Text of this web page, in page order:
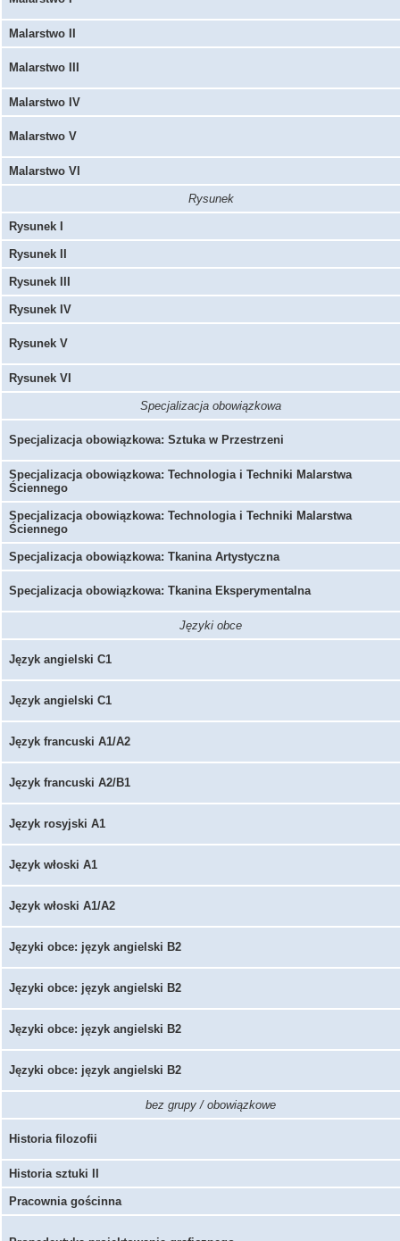
Malarstwo II
Malarstwo III
Malarstwo IV
Malarstwo V
Malarstwo VI
Rysunek
Rysunek I
Rysunek II
Rysunek III
Rysunek IV
Rysunek V
Rysunek VI
Specjalizacja obowiązkowa
Specjalizacja obowiązkowa: Sztuka w Przestrzeni
Specjalizacja obowiązkowa: Technologia i Techniki Malarstwa
Ściennego
Specjalizacja obowiązkowa: Technologia i Techniki Malarstwa
Ściennego
Specjalizacja obowiązkowa: Tkanina Artystyczna
Specjalizacja obowiązkowa: Tkanina Eksperymentalna
Języki obce
Język angielski C1
Język angielski C1
Język francuski A1/A2
Język francuski A2/B1
Język rosyjski A1
Język włoski A1
Język włoski A1/A2
Języki obce: język angielski B2
Języki obce: język angielski B2
Języki obce: język angielski B2
Języki obce: język angielski B2
bez grupy / obowiązkowe
Historia filozofii
Historia sztuki II
Pracownia gościnna